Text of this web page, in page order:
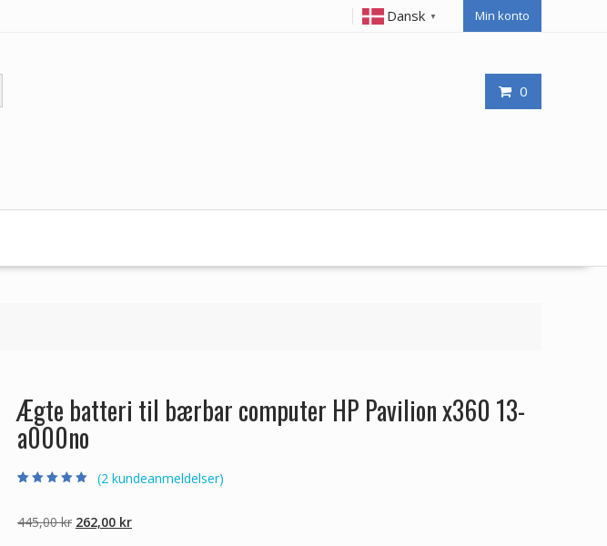
Dansk ▼ Min konto
0
Ægte batteri til bærbar computer HP Pavilion x360 13-
a000no
baseret på
kundebedømmel
(2 kundeanmeldelser)
445,00kr Den
262,00 krDen